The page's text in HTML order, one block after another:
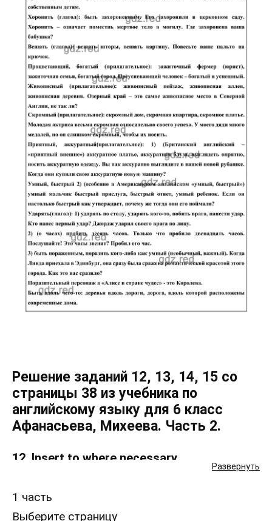
Развернуть
Решение заданий 12, 13, 14, 15 со
страницы 38 из учебника по
английскому языку для 6 класс
Афанасьева, Михеева. Часть 2.
12. Insert to where necessary.
13. Express the same in English.
1 часть
Выберите страницу